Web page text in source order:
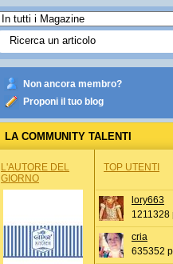
Non ancora membro?
Proponi il tuo blog
LA COMMUNITY TALENTI
L'AUTORE DEL
GIORNO
TOP UTENTI
lory663
1211328
cria
635352